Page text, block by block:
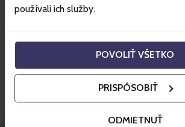
používali ich služby.
POVOLIŤ VŠETKO
PRISPÔSOBIŤ
ODMIETNUŤ